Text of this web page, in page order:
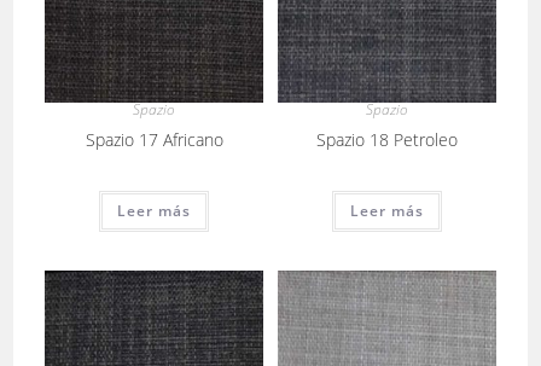
Spazio
Spazio 17 Africano
Leer más
Spazio
Spazio 18 Petroleo
Leer más